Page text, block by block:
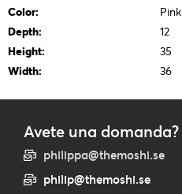
Color:
Pink
Depth:
12
Height:
35
Width:
36
Avete una domanda?
philippa@themoshi.se
philip@themoshi.se